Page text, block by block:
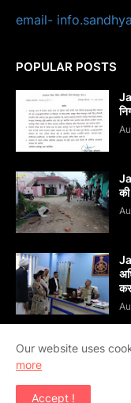
email-
POPULAR POSTS
Copyright ©
Our website uses
more
Accept !